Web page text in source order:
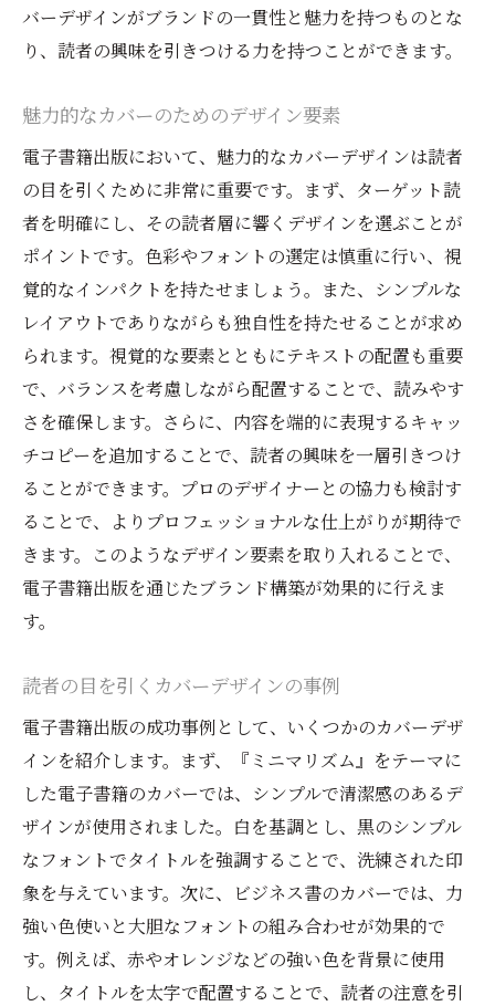
バーデザインがブランドの一貫性と魅力を持つものとな
り、読者の興味を引きつける力を持つことができます。
魅力的なカバーのためのデザイン要素
電子書籍出版において、魅力的なカバーデザインは読者
の目を引くために非常に重要です。まず、ターゲット読
者を明確にし、その読者層に響くデザインを選ぶことが
ポイントです。色彩やフォントの選定は慎重に行い、視
覚的なインパクトを持たせましょう。また、シンプルな
レイアウトでありながらも独自性を持たせることが求め
られます。視覚的な要素とともにテキストの配置も重要
で、バランスを考慮しながら配置することで、読みやす
さを確保します。さらに、内容を端的に表現するキャッ
チコピーを追加することで、読者の興味を一層引きつけ
ることができます。プロのデザイナーとの協力も検討す
ることで、よりプロフェッショナルな仕上がりが期待で
きます。このようなデザイン要素を取り入れることで、
電子書籍出版を通じたブランド構築が効果的に行えま
す。
読者の目を引くカバーデザインの事例
電子書籍出版の成功事例として、いくつかのカバーデザ
インを紹介します。まず、『ミニマリズム』をテーマに
した電子書籍のカバーでは、シンプルで清潔感のあるデ
ザインが使用されました。白を基調とし、黒のシンプル
なフォントでタイトルを強調することで、洗練された印
象を与えています。次に、ビジネス書のカバーでは、力
強い色使いと大胆なフォントの組み合わせが効果的で
す。例えば、赤やオレンジなどの強い色を背景に使用
し、タイトルを太字で配置することで、読者の注意を引